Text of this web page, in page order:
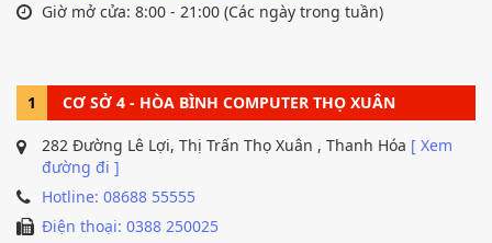
Giờ mở cửa: 8:00 - 21:00 (Các ngày trong tuần)
1 CƠ SỞ 4 - HÒA BÌNH COMPUTER THỌ XUÂN
282 Đường Lê Lợi, Thị Trấn Thọ Xuân , Thanh Hóa [ Xem
đường đi ]
Hotline: 08688 55555
Điện thoại: 0388 250025